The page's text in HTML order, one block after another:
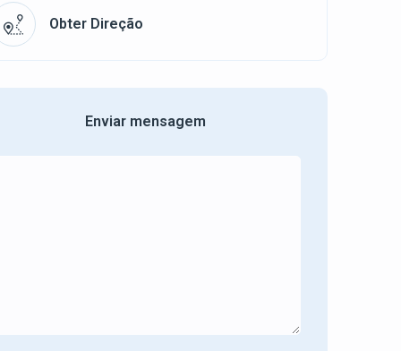
Obter Direção
Enviar mensagem